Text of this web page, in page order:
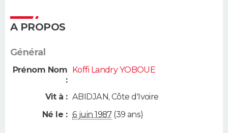
A PROPOS
Général
Prénom Nom
:
Koffi Landry YOBOUE
Vit à : ABIDJAN, Côte d'Ivoire
Né le : 6 juin 1987(39 ans)